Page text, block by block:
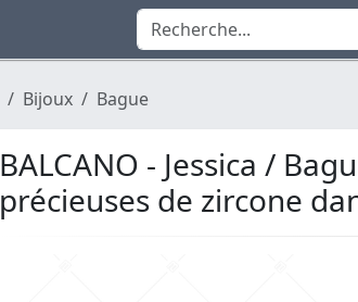
Bijoux Bague
BALCANO - Jessica /
précieuses de zircone